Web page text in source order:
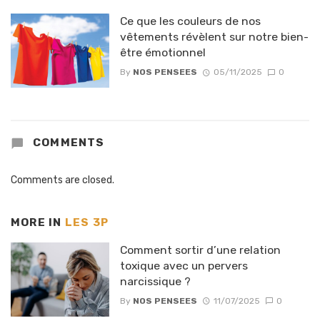
Ce que les couleurs de nos
vêtements révèlent sur notre bien-
être émotionnel
By NOS PENSEES 05/11/2025 0
COMMENTS
Comments are closed.
MORE IN LES 3P
Comment sortir d’une relation
toxique avec un pervers
narcissique ?
By NOS PENSEES 11/07/2025 0